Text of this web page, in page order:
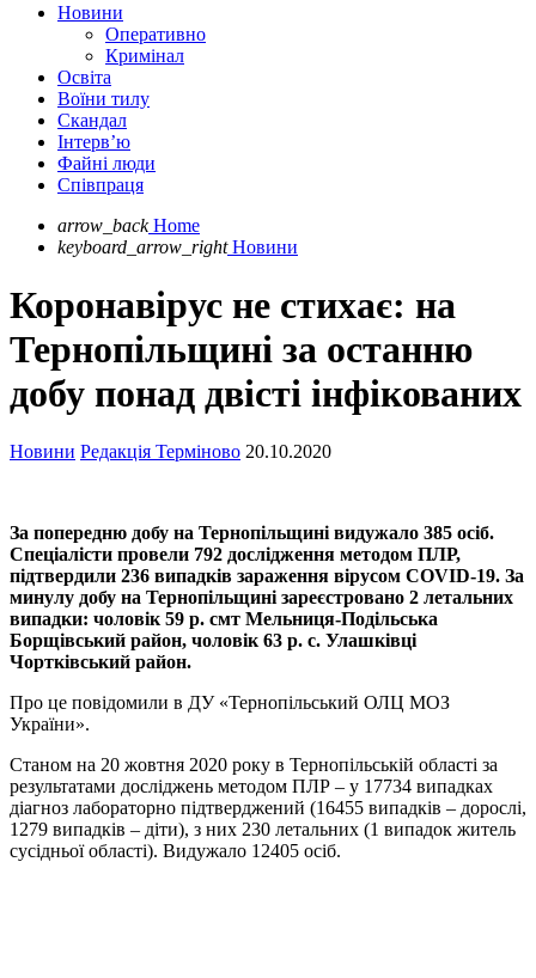
Новини
Оперативно
Кримінал
Освіта
Воїни тилу
Скандал
Інтерв’ю
Файні люди
Співпраця
arrow_back Home
keyboard_arrow_right Новини
Коронавірус не стихає: на
Тернопільщині за останню
добу понад двісті інфікованих
Новини Редакція Терміново 20.10.2020
За попередню добу на Тернопільщині видужало 385 осіб.
Спеціалісти провели 792 дослідження методом ПЛР,
підтвердили 236 випадків зараження вірусом COVID-19. За
минулу добу на Тернопільщині зареєстровано 2 летальних
випадки: чоловік 59 р. смт Мельниця-Подільська
Борщівський район, чоловік 63 р. с. Улашківці
Чортківський район.
Про це повідомили в ДУ «Тернопільський ОЛЦ МОЗ
України».
Станом на 20 жовтня 2020 року в Тернопільській області за
результатами досліджень методом ПЛР – у 17734 випадках
діагноз лабораторно підтверджений (16455 випадків – дорослі,
1279 випадків – діти), з них 230 летальних (1 випадок житель
сусідньої області). Видужало 12405 осіб.